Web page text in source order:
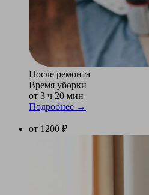
После ремонта
Время уборки
от 3 ч 20 мин
Подробнее →
от 1200 ₽